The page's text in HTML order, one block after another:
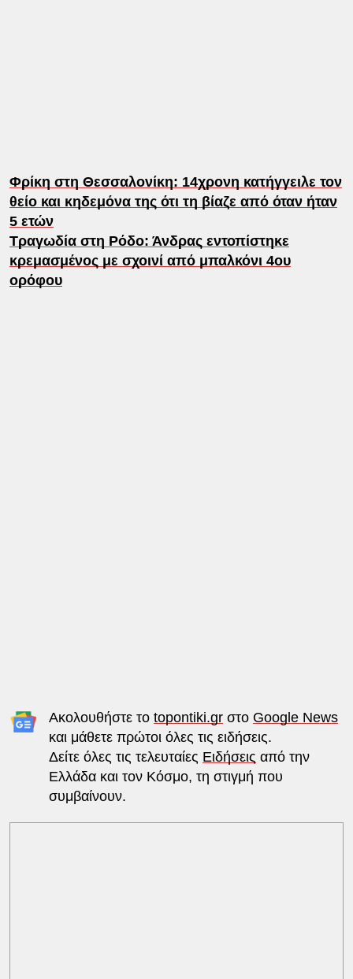
Φρίκη στη Θεσσαλονίκη: 14χρονη κατήγγειλε τον
θείο και κηδεμόνα της ότι τη βίαζε από όταν ήταν
5 ετών
Tραγωδία στη Ρόδο: Άνδρας εντοπίστηκε
κρεμασμένος με σχοινί από μπαλκόνι 4ου
ορόφου
Ακολουθήστε το topontiki.grστο Google News
και μάθετε πρώτοι όλες τις ειδήσεις.
Δείτε όλες τις τελευταίες Ειδήσεις από την
Ελλάδα και τον Κόσμο, τη στιγμή που
συμβαίνουν.